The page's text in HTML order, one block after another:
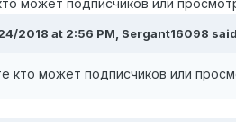
может подписчиков или
2018 at 2:56 PM, Sergant16098
кто может подписчиков или